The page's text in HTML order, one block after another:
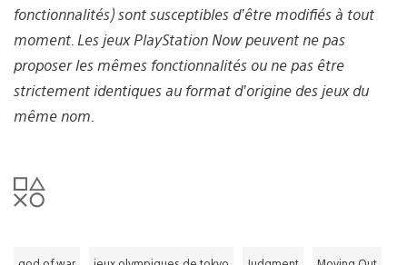
fonctionnalités) sont susceptibles d’être modifiés à tout
moment. Les jeux PlayStation Now peuvent ne pas
proposer les mêmes fonctionnalités ou ne pas être
strictement identiques au format d’origine des jeux du
même nom.